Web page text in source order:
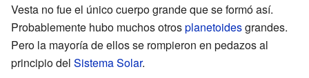
Vesta no fue el único cuerpo grande que se formó así.
Probablemente hubo muchos otrosplanetoidesgrandes.
Pero la mayoría de ellos se rompieron en pedazos al
principio del Sistema Solar.